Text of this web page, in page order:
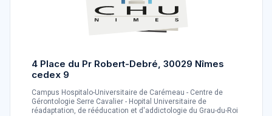
4 Place du Pr Robert-Debré, 30029 Nîmes
cedex 9
Campus Hospitalo-Universitaire de Carémeau - Centre de
Gérontologie Serre Cavalier - Hopital Universitaire de
réadaptation, de rééducation et d'addictologie du Grau-du-Roi